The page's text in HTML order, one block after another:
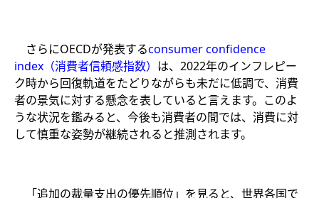
さらにOECDが発表するconsumer confidence
index（消費者信頼感指数） は、2022年のインフレピー
ク時から回復軌道をたどりながらも未だに低調で、消費
者の景気に対する懸念を表していると言えます。このよ
うな状況を鑑みると、今後も消費者の間では、消費に対
して慎重な姿勢が継続されると推測されます。​
「追加の裁量支出の優先順位」を見ると、世界各国で